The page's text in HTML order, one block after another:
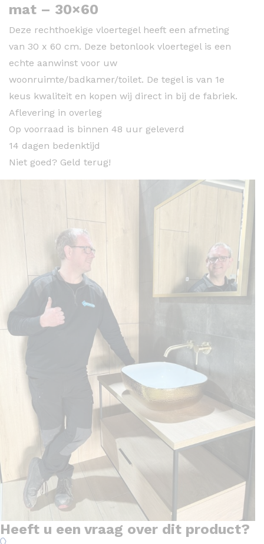
mat – 30×60
Deze rechthoekige vloertegel heeft een afmeting
van 30 x 60 cm. Deze betonlook vloertegel is een
echte aanwinst voor uw
woonruimte/badkamer/toilet. De tegel is van 1e
keus kwaliteit en kopen wij direct in bij de fabriek.
Aflevering in overleg
Op voorraad is binnen 48 uur geleverd
14 dagen bedenktijd
Niet goed? Geld terug!
Heeft u een vraag over dit product?